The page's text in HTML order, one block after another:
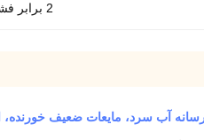
2 برابر فشار کاری